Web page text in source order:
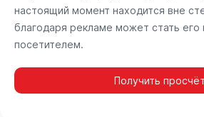
настоящий момент находится вне
благодаря рекламе может стать его
посетителем.
Получить просчёт